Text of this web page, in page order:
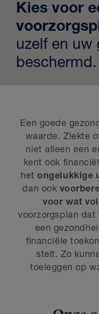
Kies voor
uzelf en uw
beschermd.
Een goede
waarde. Ziekte
niet alleen een
kent ook
het ongelukkige
dan ook
voor wat
voorzorgsplan dat
een
financiële
stelt. Zo
toeleggen op